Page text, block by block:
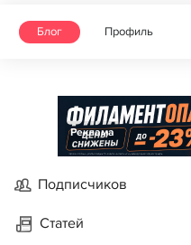
Блог Профиль
Реклама
Подписчиков
Статей